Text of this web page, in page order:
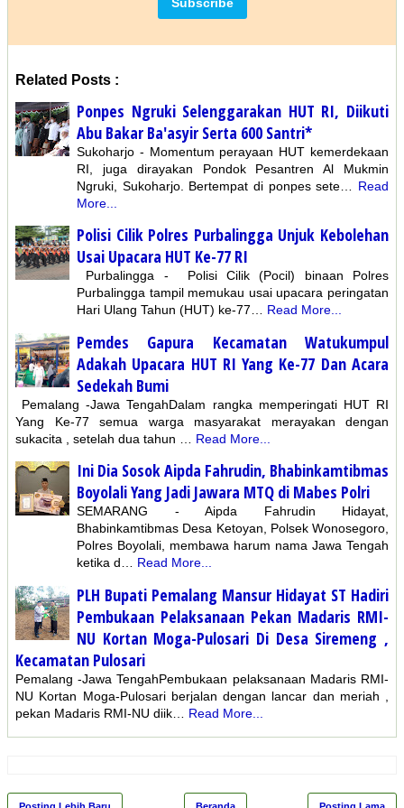
Related Posts :
Ponpes Ngruki Selenggarakan HUT RI, Diikuti
Abu Bakar Ba'asyir Serta 600 Santri*
Sukoharjo - Momentum perayaan HUT kemerdekaan
RI, juga dirayakan Pondok Pesantren Al Mukmin
Ngruki, Sukoharjo. Bertempat di ponpes sete…
Read
More...
Polisi Cilik Polres Purbalingga Unjuk Kebolehan
Usai Upacara HUT Ke-77 RI
Purbalingga - Polisi Cilik (Pocil) binaan Polres
Purbalingga tampil memukau usai upacara peringatan
Hari Ulang Tahun (HUT) ke-77… Read More...
Pemdes Gapura Kecamatan Watukumpul
Adakah Upacara HUT RI Yang Ke-77 Dan Acara
Sedekah Bumi
Pemalang -Jawa TengahDalam rangka memperingati HUT RI
Yang Ke-77 semua warga masyarakat merayakan dengan
sukacita , setelah dua tahun …
Read More...
Ini Dia Sosok Aipda Fahrudin, Bhabinkamtibmas
Boyolali Yang Jadi Jawara MTQ di Mabes Polri
SEMARANG - Aipda Fahrudin Hidayat,
Bhabinkamtibmas Desa Ketoyan, Polsek Wonosegoro,
Polres Boyolali, membawa harum nama Jawa Tengah
ketika d… Read More...
PLH Bupati Pemalang Mansur Hidayat ST Hadiri
Pembukaan Pelaksanaan Pekan Madaris RMI-
NU Kortan Moga-Pulosari Di Desa Siremeng ,
Kecamatan Pulosari
Pemalang -Jawa TengahPembukaan pelaksanaan Madaris RMI-
NU Kortan Moga-Pulosari berjalan dengan lancar dan meriah ,
pekan Madaris RMI-NU diik…
Read More...